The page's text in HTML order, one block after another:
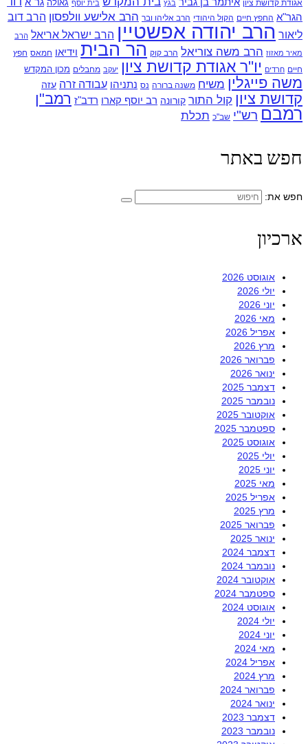
אגודת קדושת ציון בגץ בית יוסף גאולה
הגר"א החפץ חיים הקול היהודי הרב אליהו ובר הרב אלישע וולפסון הרב דוב
ליאור הרב יהודה אפשטיין הרב ישראל אריאל הרב
מאיר מאזוז הרב משה צוריאל הרב קוק הר הבית וידיאו חמאס חפץ
חיים חרדים יו"ר אגודת קדושת ציון יעקב מחבלים מכון המקדש
משה פייגלין משיח משנה ברורה נס נתניהו עבודה זרה עזה
קדושת ציון קול התור קורונה רב יוסף קארו רדב"ז רמב"ן
רמבם רש"י שב"כ תכלת
חפש באתר
חפש את:
ארכיון
אוגוסט 2026
יולי 2026
יוני 2026
מאי 2026
אפריל 2026
מרץ 2026
פברואר 2026
ינואר 2026
דצמבר 2025
נובמבר 2025
אוקטובר 2025
ספטמבר 2025
אוגוסט 2025
יולי 2025
יוני 2025
מאי 2025
אפריל 2025
מרץ 2025
פברואר 2025
ינואר 2025
דצמבר 2024
נובמבר 2024
אוקטובר 2024
ספטמבר 2024
אוגוסט 2024
יולי 2024
יוני 2024
מאי 2024
אפריל 2024
מרץ 2024
פברואר 2024
ינואר 2024
דצמבר 2023
נובמבר 2023